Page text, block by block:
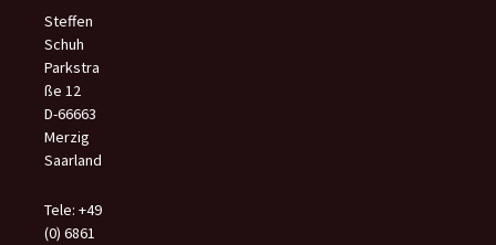
Steffen
Schuh
Parkstra
ße 12
D-66663
Merzig
Saarland
Tele: +49
(0) 6861